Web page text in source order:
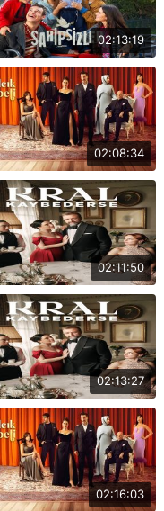
02:13:19
02:08:34
02:11:50
02:13:27
02:16:03